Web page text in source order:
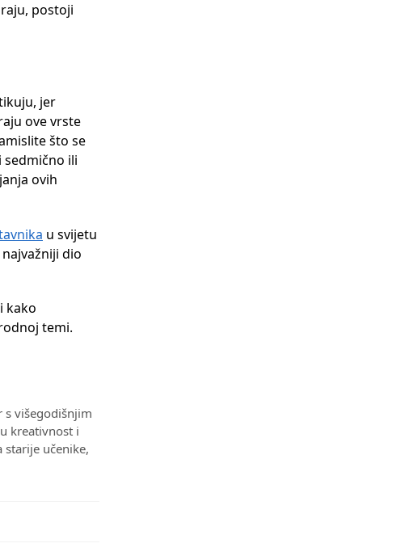
postoji
jer
ove vrste
što se
ili
ovih
u svijetu
dio
kako
temi.
s višegodišnjim
kreativnost i
učenike,